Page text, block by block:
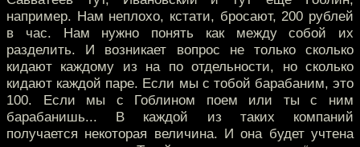
например. Нам неплохо, кстати, бросают, 200 рублей
в час. Нам нужно понять как между собой их
разделить. И возникает вопрос не только сколько
кидают каждому из на по отдельности, но сколько
кидают каждой паре. Если мы с тобой барабаним, это
100. Если мы с Гоблином поем или ты с ним
барабанишь... В каждой из таких компаний
получается некоторая величина. И она будет учтена